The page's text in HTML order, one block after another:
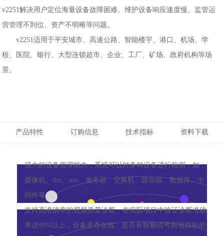
v2251解决用户定位海量设备故障困难、维护设备响应速度慢、监管运
营管理不到位、资产不明晰等问题。
v2251适用于平安城市、高速公路、智能楼宇、港口、机场、学
校、医院、银行、大型连锁超市、企业、工厂、矿场、政府机构等场
景。
产品特性 订购信息 技术指标 资料下载
强大的设备管理能力，系统可以对多种设备进行检测，如：
摄像机、dvr、nvr、服务器、交换机、路由器、数据库、中
间件等
支持高准确率的视频质量诊断，在实际项目中验证诊断准确
率达90%以上，设备是否在线、是否有视频信号两项指标的